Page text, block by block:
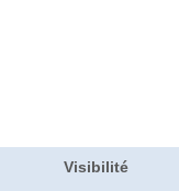
Visibilité